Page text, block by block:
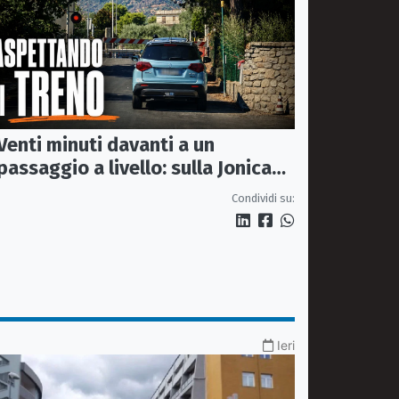
minuti davanti a un
a livello: sulla Jonica
anche aspettare un treno diventa
Condividi su:
Ieri